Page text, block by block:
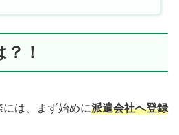
！
は、まず始めに派遣会社へ登録